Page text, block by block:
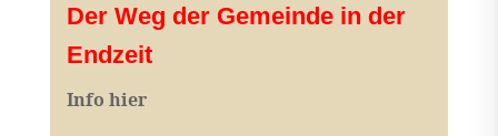
Der Weg der Gemeinde in der
Endzeit
Info hier